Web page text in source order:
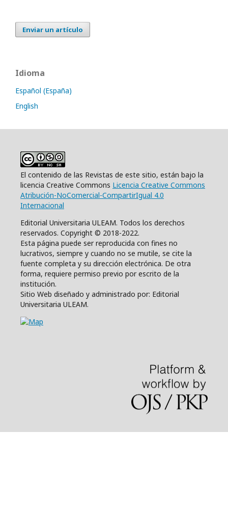
Enviar un artículo
Idioma
Español (España)
English
El contenido de las Revistas de este sitio, están bajo la
licencia Creative Commons Licencia Creative Commons
Atribución-NoComercial-CompartirIgual 4.0
Internacional
Editorial Universitaria ULEAM. Todos los derechos
reservados. Copyright © 2018-2022.
Esta página puede ser reproducida con fines no
lucrativos, siempre y cuando no se mutile, se cite la
fuente completa y su dirección electrónica. De otra
forma, requiere permiso previo por escrito de la
institución.
Sitio Web diseñado y administrado por: Editorial
Universitaria ULEAM.